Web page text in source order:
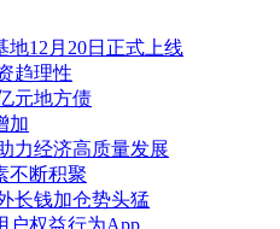
地12月20日正式上线
趋理性
元地方债
加
力经济高质量发展
不断积聚
长钱加仓势头猛
户权益行为App